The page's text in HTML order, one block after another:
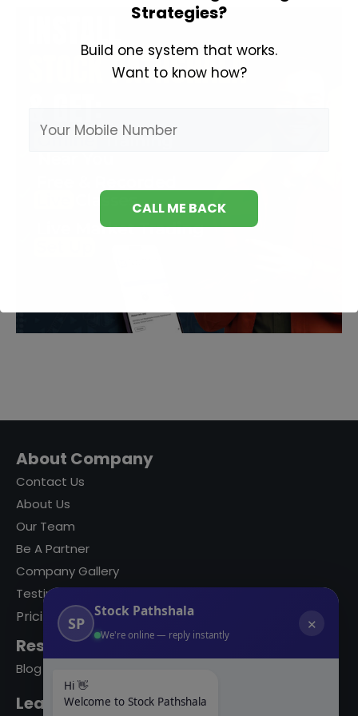
About Company
Contact Us
About Us
Our Team
Be A Partner
Company Gallery
Testimonials
Pricing
Resources
Blog
Learning Modules
SP
Stock Pathshala
We're online — reply instantly
✕
Hi 👋
Welcome to Stock Pathshala
Strategies?
Build one system that works.
Want to know how?